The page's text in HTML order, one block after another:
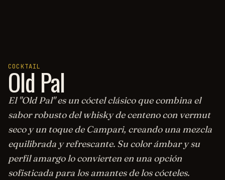
COCKTAIL
Old Pal
El "Old Pal" es un cóctel clásico que combina el
sabor robusto del whisky de centeno con vermut
seco y un toque de Campari, creando una mezcla
equilibrada y refrescante. Su color ámbar y su
perfil amargo lo convierten en una opción
sofisticada para los amantes de los cócteles.